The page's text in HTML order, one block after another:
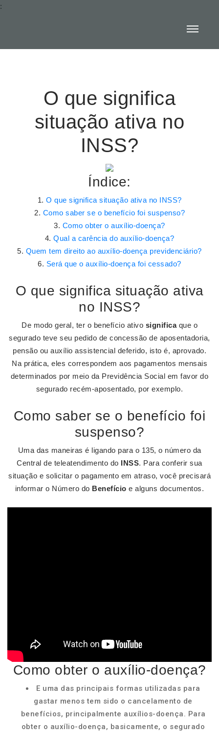
:
O que significa
situação ativa no
INSS?
Índice:
O que significa situação ativa no INSS?
Como saber se o benefício foi suspenso?
Como obter o auxílio-doença?
Qual a carência do auxílio-doença?
Quem tem direito ao auxílio-doença previdenciário?
Será que o auxílio-doença foi cessado?
O que significa situação ativa
no INSS?
De modo geral, ter o benefício ativo significaque o
segurado teve seu pedido de concessão de aposentadoria,
pensão ou auxílio assistencial deferido, isto é, aprovado.
Na prática, eles correspondem aos pagamentos mensais
determinados por meio da Previdência Social em favor do
segurado recém-aposentado, por exemplo.
Como saber se o benefício foi
suspenso?
Uma das maneiras é ligando para o 135, o número da
Central de teleatendimento do INSS. Para conferir sua
situação e solicitar o pagamento em atraso, você precisará
informar o Número do Benefício e alguns documentos.
Como obter o auxílio-doença?
E uma das principais formas utilizadas para
gastar menos tem sido o cancelamento de
benefícios, principalmente auxílios-doença. Para
obter o auxílio-doença, basicamente, o segurado